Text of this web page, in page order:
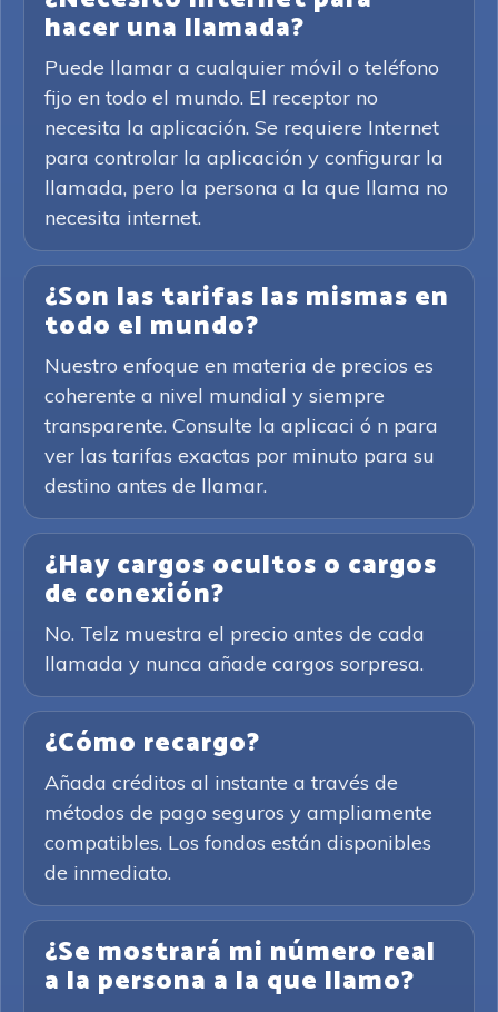
hacer una llamada?
Puede llamar a cualquier móvil o teléfono
fijo en todo el mundo. El receptor no
necesita la aplicación. Se requiere Internet
para controlar la aplicación y configurar la
llamada, pero la persona a la que llama no
necesita internet.
¿Son las tarifas las mismas en
todo el mundo?
Nuestro enfoque en materia de precios es
coherente a nivel mundial y siempre
transparente. Consulte la aplicaci ó n para
ver las tarifas exactas por minuto para su
destino antes de llamar.
¿Hay cargos ocultos o cargos
de conexión?
No. Telz muestra el precio antes de cada
llamada y nunca añade cargos sorpresa.
¿Cómo recargo?
Añada créditos al instante a través de
métodos de pago seguros y ampliamente
compatibles. Los fondos están disponibles
de inmediato.
¿Se mostrará mi número real
a la persona a la que llamo?